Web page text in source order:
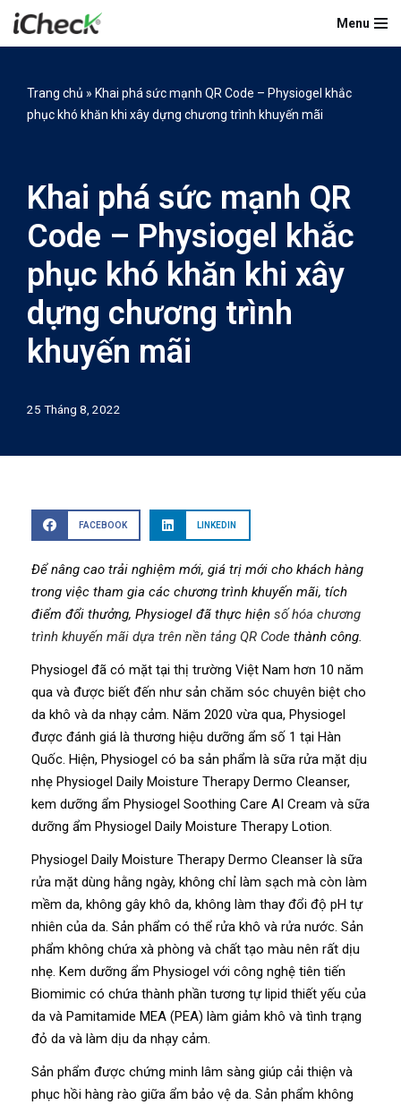
Chuyển
nội
dung
Menu
Trang chủ » Khai phá sức mạnh QR Code – Physiogel khắc
phục khó khăn khi xây dựng chương trình khuyến mãi
Khai phá sức mạnh QR
Code – Physiogel khắc
phục khó khăn khi xây
dựng chương trình
khuyến mãi
25 Tháng 8, 2022
FACEBOOK LINKEDIN
Để nâng cao trải nghiệm mới, giá trị mới cho khách hàng
trong việc tham gia các chương trình khuyến mãi, tích
điểm đổi thưởng, Physiogel đã thực hiện số hóa chương
trình khuyến mãi dựa trên nền tảng QR Code thành công.
Physiogel đã có mặt tại thị trường Việt Nam hơn 10 năm
qua và được biết đến như sản chăm sóc chuyên biệt cho
da khô và da nhạy cảm. Năm 2020 vừa qua, Physiogel
được đánh giá là thương hiệu dưỡng ẩm số 1 tại Hàn
Quốc. Hiện, Physiogel có ba sản phẩm là sữa rửa mặt dịu
nhẹ Physiogel Daily Moisture Therapy Dermo Cleanser,
kem dưỡng ẩm Physiogel Soothing Care AI Cream và sữa
dưỡng ẩm Physiogel Daily Moisture Therapy Lotion.
Physiogel Daily Moisture Therapy Dermo Cleanser là sữa
rửa mặt dùng hằng ngày, không chỉ làm sạch mà còn làm
mềm da, không gây khô da, không làm thay đổi độ pH tự
nhiên của da. Sản phẩm có thể rửa khô và rửa nước. Sản
phẩm không chứa xà phòng và chất tạo màu nên rất dịu
nhẹ. Kem dưỡng ẩm Physiogel với công nghệ tiên tiến
Biomimic có chứa thành phần tương tự lipid thiết yếu của
da và Pamitamide MEA (PEA) làm giảm khô và tình trạng
đỏ da và làm dịu da nhạy cảm.
Sản phẩm được chứng minh lâm sàng giúp cải thiện và
phục hồi hàng rào giữa ẩm bảo vệ da. Sản phẩm không